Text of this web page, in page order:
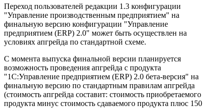
Переход пользователей редакции 1.3 конфигурации
"Управление производственным предприятием" на
финальную версию конфигурации "Управление
предприятием (ERP) 2.0" может быть осуществлен на
условиях апгрейда по стандартной схеме.
С момента выпуска финальной версии планируется
возможность проведения апгрейда с продукта
"1С:Управление предприятием (ERP) 2.0 бета-версия" на
финальную версию по стандартным правилам апгрейда
(стоимость апгрейда составит: стоимость приобретаемого
продукта минус стоимость сдаваемого продукта плюс 150